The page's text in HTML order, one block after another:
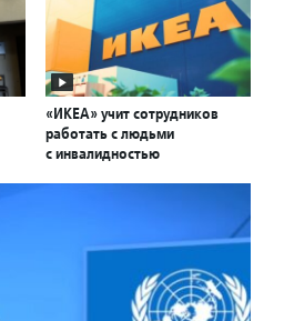
«ИКЕА» учит сотрудников
работать с людьми
с инвалидностью